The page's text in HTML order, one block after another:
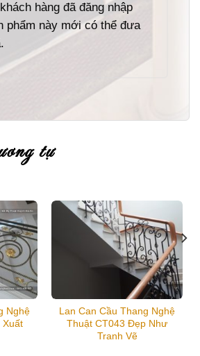
hàng đã đăng nhập
phẩm này mới có thể đưa
tự
Nghệ
Xuất
Lan Can Cầu Thang Nghệ
Thuật CT043 Đẹp Như
Tranh Vẽ